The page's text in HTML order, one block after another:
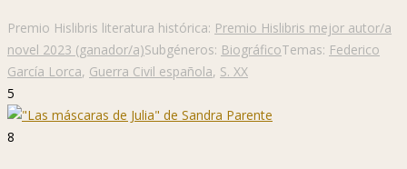
Premio Hislibris literatura histórica: Premio Hislibris mejor autor/a
novel 2023 (ganador/a)Subgéneros: BiográficoTemas: Federico
García Lorca, Guerra Civil española, S. XX
5
8